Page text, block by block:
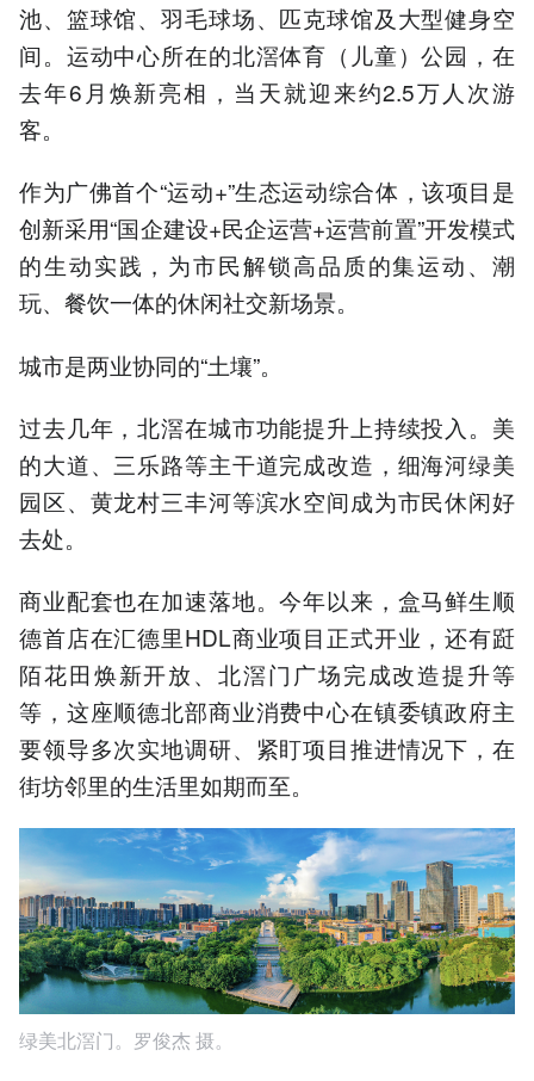
池、篮球馆、羽毛球场、匹克球馆及大型健身空
间。运动中心所在的北滘体育（儿童）公园，在
去年6月焕新亮相，当天就迎来约2.5万人次游
客。
作为广佛首个“运动+”生态运动综合体，该项目是
创新采用“国企建设+民企运营+运营前置”开发模式
的生动实践，为市民解锁高品质的集运动、潮
玩、餐饮一体的休闲社交新场景。
城市是两业协同的“土壤”。
过去几年，北滘在城市功能提升上持续投入。美
的大道、三乐路等主干道完成改造，细海河绿美
园区、黄龙村三丰河等滨水空间成为市民休闲好
去处。
商业配套也在加速落地。今年以来，盒马鲜生顺
德首店在汇德里HDL商业项目正式开业，还有跹
陌花田焕新开放、北滘门广场完成改造提升等
等，这座顺德北部商业消费中心在镇委镇政府主
要领导多次实地调研、紧盯项目推进情况下，在
街坊邻里的生活里如期而至。
绿美北滘门。罗俊杰 摄。